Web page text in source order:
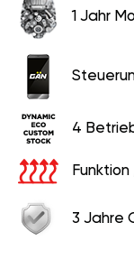
1 Jahr
4
Funktion
3 Jahre